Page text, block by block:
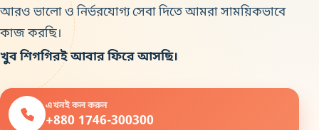
আরও ভালো ও নির্ভরযোগ্য সেবা দিতে আমরা সাময়িকভাবে
কাজ করছি।
খুব শিগগিরই আবার ফিরে আসছি।
এখনই কল করুন
+880 1746-300300